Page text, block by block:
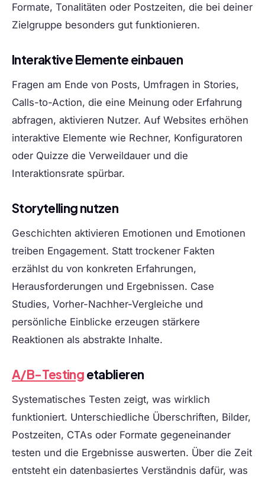
Formate, Tonalitäten oder Postzeiten, die bei deiner
Zielgruppe besonders gut funktionieren.
Interaktive Elemente einbauen
Fragen am Ende von Posts, Umfragen in Stories,
Calls-to-Action, die eine Meinung oder Erfahrung
abfragen, aktivieren Nutzer. Auf Websites erhöhen
interaktive Elemente wie Rechner, Konfiguratoren
oder Quizze die Verweildauer und die
Interaktionsrate spürbar.
Storytelling nutzen
Geschichten aktivieren Emotionen und Emotionen
treiben Engagement. Statt trockener Fakten
erzählst du von konkreten Erfahrungen,
Herausforderungen und Ergebnissen. Case
Studies, Vorher-Nachher-Vergleiche und
persönliche Einblicke erzeugen stärkere
Reaktionen als abstrakte Inhalte.
A/B-Testingetablieren
Systematisches Testen zeigt, was wirklich
funktioniert. Unterschiedliche Überschriften, Bilder,
Postzeiten, CTAs oder Formate gegeneinander
testen und die Ergebnisse auswerten. Über die Zeit
entsteht ein datenbasiertes Verständnis dafür, was